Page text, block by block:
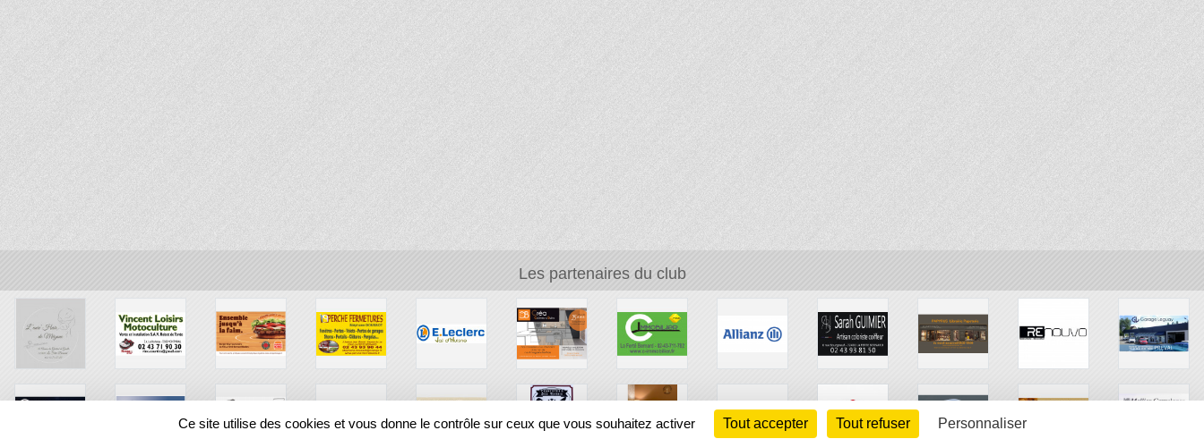
Les partenaires du club
Ce site utilise des cookies et vous donne le contrôle sur ceux que vous souhaitez activer Tout accepter Tout refuser Personnaliser